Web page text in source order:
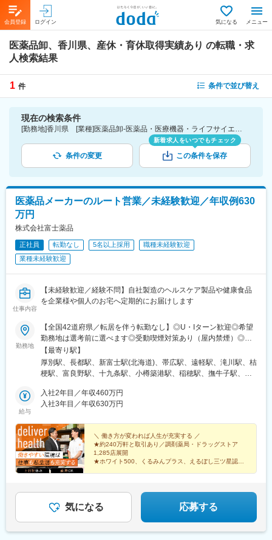
会員登録 ログイン 気になる メニュー
医薬品卸、香川県、産休・育休取得実績あり の転職・求
人検索結果
1 件 条件で並び替え
現在の検索条件
[勤務地]香川県 [業種]医薬品卸-医薬品・医療機器・ライフサイエンス・医療系サービス [詳細条件](休日・働き方)産休・育休取得実績あり
条件の変更
新着求人をいつでもチェック
この条件を保存
医薬品メーカーのルート営業／未経験歓迎／年収例630
万円
株式会社富士薬品
正社員 転勤なし 5名以上採用
職種未経験歓迎
業種未経験歓迎
仕事内容
【未経験歓迎／経験不問】自社製造のヘルスケア製品や健康食品
を企業様や個人のお宅へ定期的にお届けします
勤務地
【全国42道府県／転居を伴う転勤なし】◎U・Iターン歓迎◎希望
勤務地は選考前に選べます◎受動喫煙対策あり（屋内禁煙）◎オ
ンライン面接実施中■北海道・東北北海道／青森／岩手／秋田／山
形／福島■関東茨城／栃木／群馬／神奈川／埼玉／千葉■北陸・甲
信越新潟／富山／石川／福井／長野／山梨■東海静岡／愛知／三重
広島／島根／岡山／山口／徳島／愛媛／香川■九州・沖縄福岡／大
分／宮崎／鹿児島／熊本／長崎／沖縄＜オンライン面接実施中＞
岡県静岡県島田市道悦3-14-2三島営業所：静岡県田方郡函南町肥
田字南中道476中津川営業所：岐阜県中津川市中津川字大西667-1
田辺営業所：和歌山県田辺市三栖字三反田130-5京都北営業所：京
都府京都市北区上賀茂向縄手町16滑川営業所：富山県滑川市柳原
字宮ノ東41-29※詳細は「会社概要」欄HPから
【最寄り駅】
厚別駅、長都駅、新富士駅(北海道)、帯広駅、遠軽駅、滝川駅、桔
梗駅、富良野駅、十九条駅、小樽築港駅、稲穂駅、撫牛子駅、羽
鹿島神宮駅、大宝駅、土浦駅、後台駅、黒磯駅、上今市駅、渋川
駅、太田駅(群馬県)、大森台駅、青堀駅、南与野駅、武蔵高萩駅、
駅、砺波駅、片原町駅(富山県)、速星駅、春江駅、水落駅、しんざ
駅、上越妙高駅、信州中野駅、附属中学前駅、切石駅、岩村田
駅、西上田駅、酒折駅、禾生駅、富士駅、古庄駅、半田駅、荒子
川公園駅、妙興寺駅、六軒駅(三重県)、霞ケ浦駅、光善寺駅、平野
駅(地下鉄)、久米田駅、ケーブル八幡宮山上駅、田村駅、唐崎駅、
出雲市駅、高野駅、西富井駅、周防下郷駅、櫛ケ浜駅、府中駅(徳
島県)、北久米駅、北宇和島駅、伏石駅、下曽根駅、高城駅、杵築
給与
入社2年目／年収460万円
入社3年目／年収630万円
＼ 働き方が変われば人生が充実する ／
★約240万軒と取引あり／調剤薬局・ドラッグストア
1,285店展開
★ホワイト500、くるみんプラス、えるぼし三ツ星認定
気になる 応募する